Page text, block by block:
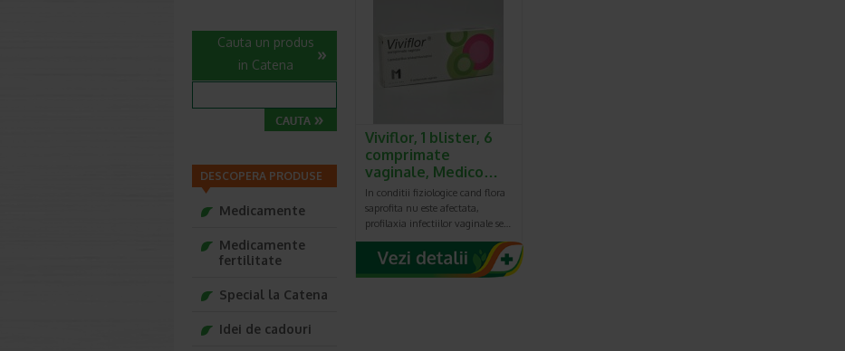
Viviflor, 1 blister, 6
comprimate
vaginale, Medico…
In conditii fiziologice cand flora
saprofita nu este afectata,
profilaxia infectiilor vaginale se…
Cauta un produs
in Catena
DESCOPERA PRODUSE
Medicamente
Medicamente
fertilitate
Special la Catena
Idei de cadouri